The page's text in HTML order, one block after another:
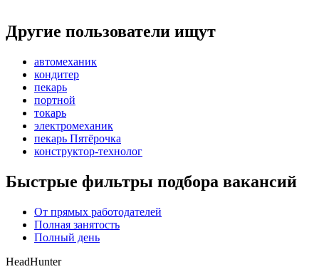
Другие пользователи ищут
автомеханик
кондитер
пекарь
портной
токарь
электромеханик
пекарь Пятёрочка
конструктор-технолог
Быстрые фильтры подбора вакансий
От прямых работодателей
Полная занятость
Полный день
HeadHunter